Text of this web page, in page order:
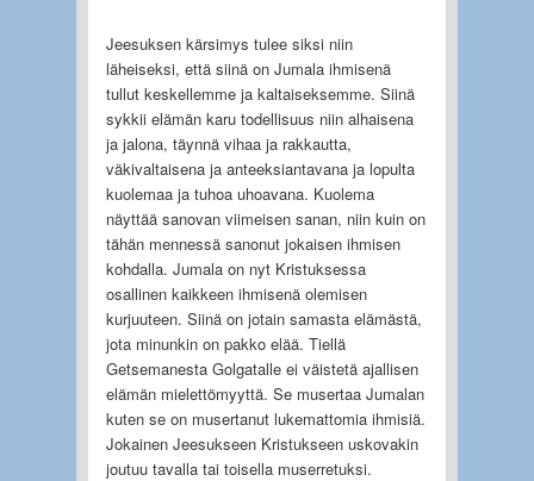
Jeesuksen kärsimys tulee siksi niin
läheiseksi, että siinä on Jumala ihmisenä
tullut keskellemme ja kaltaiseksemme. Siinä
sykkii elämän karu todellisuus niin alhaisena
ja jalona, täynnä vihaa ja rakkautta,
väkivaltaisena ja anteeksiantavana ja lopulta
kuolemaa ja tuhoa uhoavana. Kuolema
näyttää sanovan viimeisen sanan, niin kuin on
tähän mennessä sanonut jokaisen ihmisen
kohdalla. Jumala on nyt Kristuksessa
osallinen kaikkeen ihmisenä olemisen
kurjuuteen. Siinä on jotain samasta elämästä,
jota minunkin on pakko elää. Tiellä
Getsemanesta Golgatalle ei väistetä ajallisen
elämän mielettömyyttä. Se musertaa Jumalan
kuten se on musertanut lukemattomia ihmisiä.
Jokainen Jeesukseen Kristukseen uskovakin
joutuu tavalla tai toisella muserretuksi.